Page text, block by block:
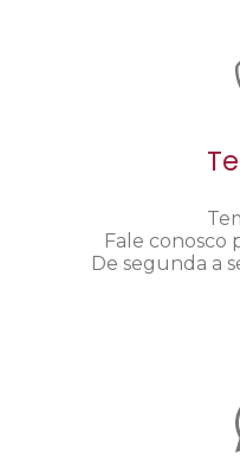
Fale conosco
De segunda a